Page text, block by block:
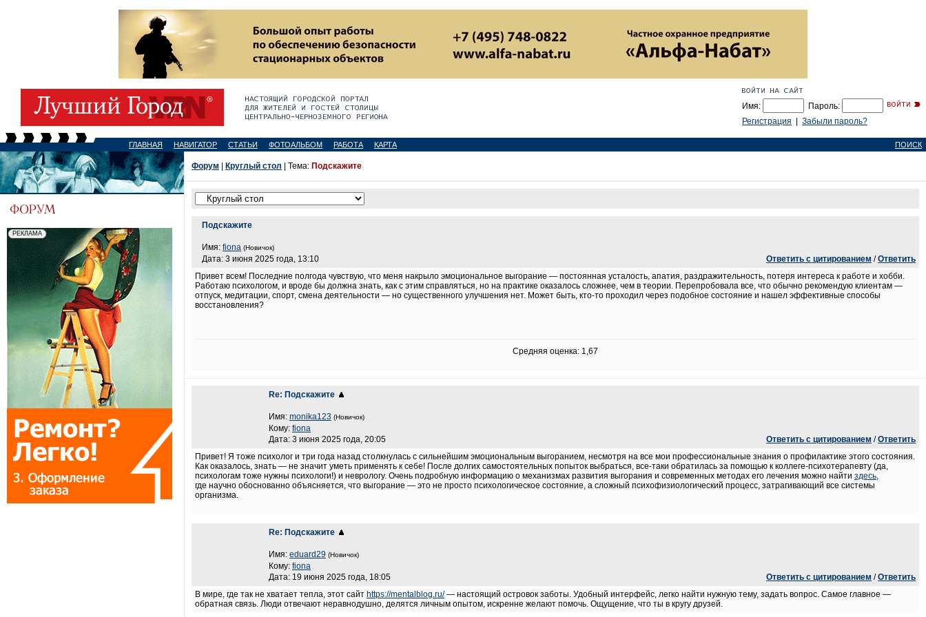
Имя:
Пароль:
Регистрация
Забыли пароль?
ГЛАВНАЯ НАВИГАТОР СТАТЬИ ФОТОАЛЬБОМ РАБОТА КАРТА ПОИСК
Форум Круглый стол | Тема: Подскажите
Подскажите
Имя: fiona (Новичок)
Дата: 3 июня 2025 года, 13:10 Ответить с цитированием /Ответить
Привет всем! Последние полгода чувствую, что меня накрыло эмоциональное выгорание — постоянная усталость, апатия, раздражительность, потеря интереса к работе и хобби.
Работаю психологом, и вроде бы должна знать, как с этим справляться, но на практике оказалось сложнее, чем в теории. Перепробовала все, что обычно рекомендую клиентам —
отпуск, медитации, спорт, смена деятельности — но существенного улучшения нет. Может быть, кто-то проходил через подобное состояние и нашел эффективные способы
восстановления?
Средняя оценка: 1,67
Re: Подскажите
Имя: monika123 (Новичок)
Кому: fiona
Дата: 3 июня 2025 года, 20:05
Ответить с цитированием /Ответить
Привет! Я тоже психолог и три года назад столкнулась с сильнейшим эмоциональным выгоранием, несмотря на все мои профессиональные знания о профилактике этого состояния.
Как оказалось, знать — не значит уметь применять к себе! После долгих самостоятельных попыток выбраться, все-таки обратилась за помощью к коллеге-психотерапевту (да,
психологам тоже нужны психологи!) и неврологу. Очень подробную информацию о механизмах развития выгорания и современных методах его лечения можно найти здесь,
где научно обоснованно объясняется, что выгорание — это не просто психологическое состояние, а сложный психофизиологический процесс, затрагивающий все системы
организма.
Re: Подскажите
Имя: eduard29 (Новичок)
Кому: fiona
Дата: 19 июня 2025 года, 18:05
Ответить с цитированием /Ответить
В мире, где так не хватает тепла, этот сайт https://mentalblog.ru/— настоящий островок заботы. Удобный интерфейс, легко найти нужную тему, задать вопрос. Самое главное —
обратная связь. Люди отвечают неравнодушно, делятся личным опытом, искренне желают помочь. Ощущение, что ты в кругу друзей.